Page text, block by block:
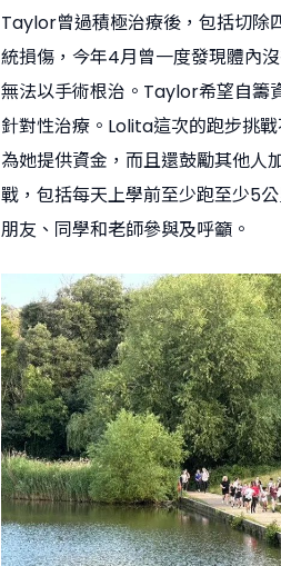
Taylor曾過積極治療後，包括切除
統損傷，今年4月曾一度發現體內
無法以手術根治。Taylor希望自籌
針對性治療。Lolita這次的跑步挑
為她提供資金，而且還鼓勵其他
戰，包括每天上學前至少跑至少5
朋友、同學和老師參與及呼籲。